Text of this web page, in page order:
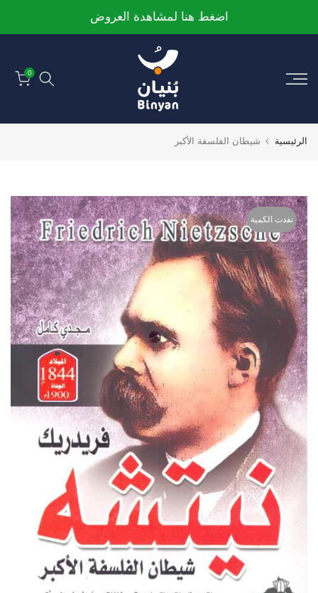
إلى
اضغط هنا لمشاهدة العروض
0
الرئيسية شيطان الفلسفة الأكبر
نفدت الكمية